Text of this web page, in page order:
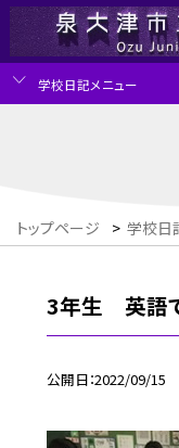
学校日記メニュー
トップページ > 学校日
3年生 英語
公開日 2022/09/15